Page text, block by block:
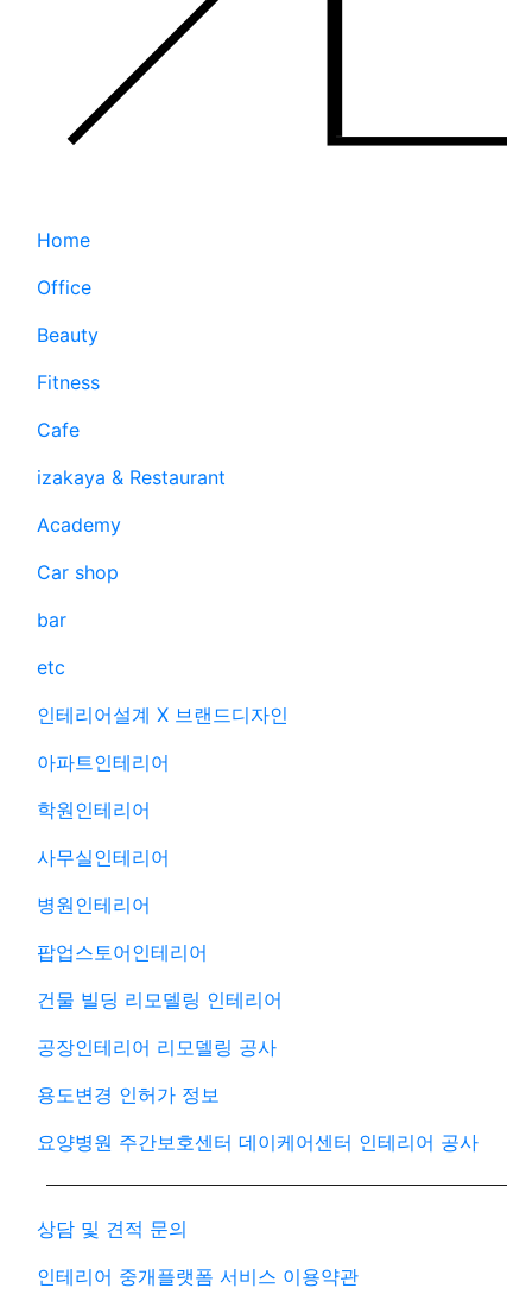
Home
Office
Beauty
Fitness
Cafe
izakaya & Restaurant
Academy
Car shop
bar
etc
인테리어설계 X 브랜드디자인
아파트인테리어
학원인테리어
사무실인테리어
병원인테리어
팝업스토어인테리어
건물 빌딩 리모델링 인테리어
공장인테리어 리모델링 공사
용도변경 인허가 정보
요양병원 주간보호센터 데이케어센터 인테리어 공사
상담 및 견적 문의
인테리어 중개플랫폼 서비스 이용약관